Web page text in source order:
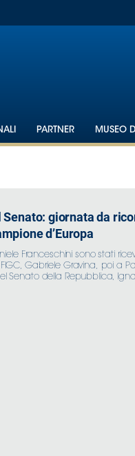
PARTNER MUSEO
Senato: giornata da
d’Europa
Franceschini sono stati
Gabriele Gravina, poi a
Senato della Repubblica,